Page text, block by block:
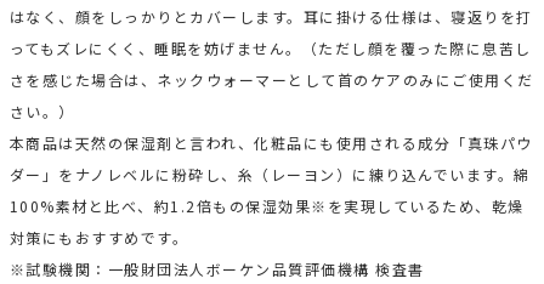
はなく、顔をしっかりとカバーします。耳に掛ける仕様は、寝返りを打
ってもズレにくく、睡眠を妨げません。（ただし顔を覆った際に息苦し
さを感じた場合は、ネックウォーマーとして首のケアのみにご使用くだ
さい。）
本商品は天然の保湿剤と言われ、化粧品にも使用される成分「真珠パウ
ダー」をナノレベルに粉砕し、糸（レーヨン）に練り込んでいます。綿
100%素材と比べ、約1.2倍もの保湿効果※を実現しているため、乾燥
対策にもおすすめです。
※試験機関：一般財団法人ボーケン品質評価機構 検査書